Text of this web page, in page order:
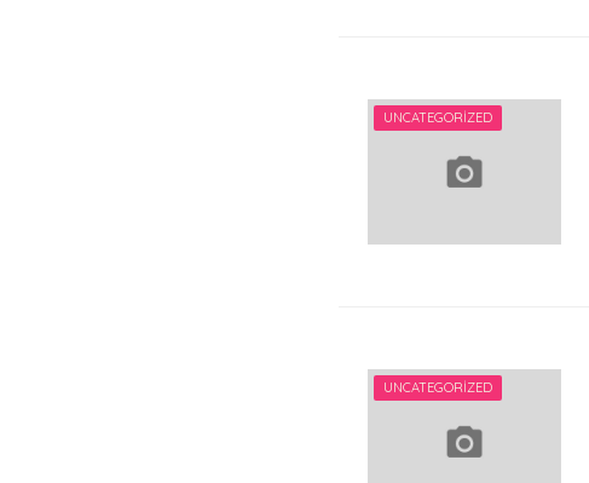
UNCATEGORIZED
UNCATEGORIZED